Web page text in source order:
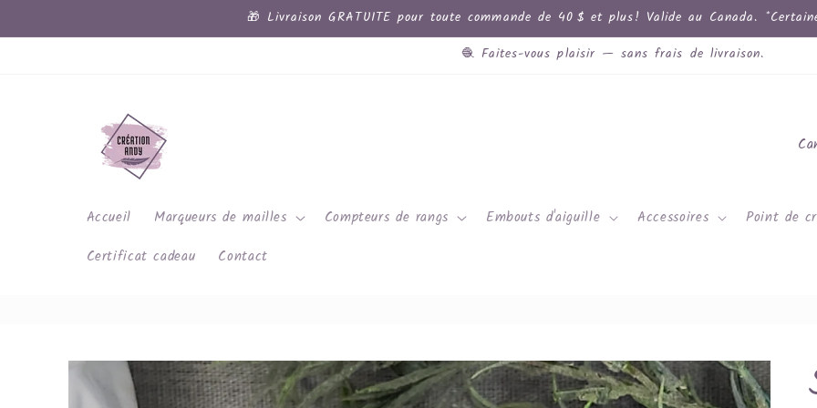
au
🎁 Livraison GRATUITE pour toute commande de 40 $ et plus! Valide au Canada.
🧶 Faites-vous plaisir — sans frais de livraison.
Accueil Marqueurs de mailles Compteurs de rangs Embouts d'aiguille Accessoires Point de
Certificat cadeau
Contact
P
s
Passer aux
informations
produits